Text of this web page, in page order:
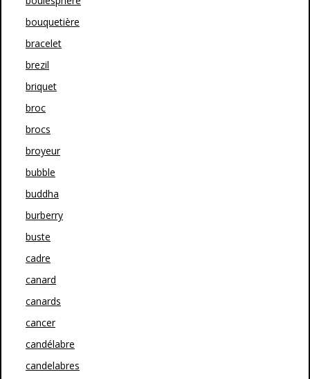
bouquetière
bracelet
brezil
briquet
broc
brocs
broyeur
bubble
buddha
burberry
buste
cadre
canard
canards
cancer
candélabre
candelabres